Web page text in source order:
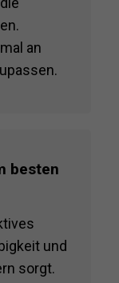
an
besten
und
sorgt.